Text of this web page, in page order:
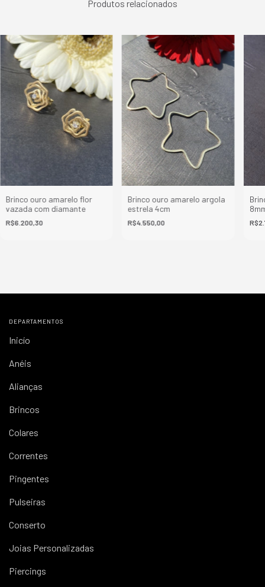
Produtos relacionados
Brinco ouro amarelo flor
vazada com diamante
R$6.200,30
Brinco ouro amarelo argola
estrela 4cm
R$4.550,00
DEPARTAMENTOS
Inicío
Anéis
Alianças
Brincos
Colares
Correntes
Pingentes
Pulseiras
Conserto
Joias Personalizadas
Piercings